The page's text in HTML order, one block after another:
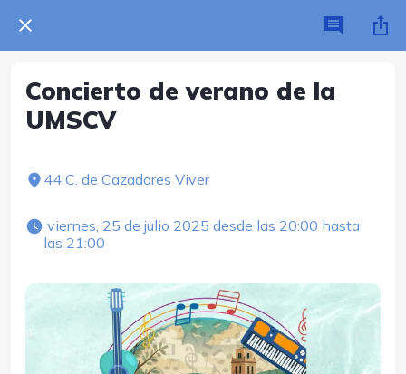
Concierto de verano de la
UMSCV
44 C. de Cazadores Viver
las 21:00